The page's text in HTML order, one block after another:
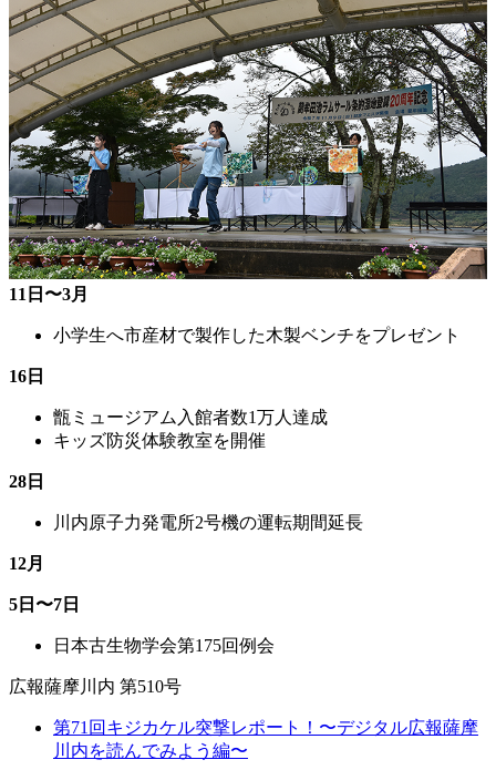
11日〜3月
小学生へ市産材で製作した木製ベンチをプレゼント
16日
甑ミュージアム入館者数1万人達成
キッズ防災体験教室を開催
28日
川内原子力発電所2号機の運転期間延長
12月
5日〜7日
日本古生物学会第175回例会
広報薩摩川内 第510号
第71回キジカケル突撃レポート！〜デジタル広報薩摩
川内を読んでみよう編〜